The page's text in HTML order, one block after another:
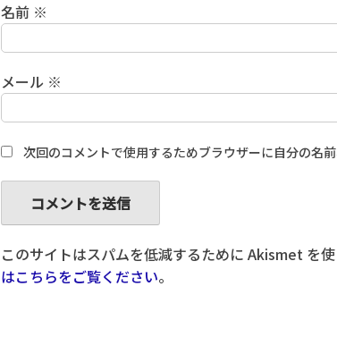
名前 ※
メール ※
次回のコメントで使用するためブラウザーに自分の名
このサイトはスパムを低減するために Akismet を使
はこちらをご覧ください。